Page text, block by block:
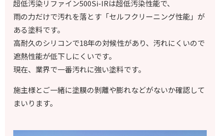
超低汚染リファイン500Si-IRは超低汚染性能で、
雨の力だけで汚れを落とす「セルフクリーニング性能」が
ある塗料です。
高耐久のシリコンで18年の対候性があり、汚れにくいので
遮熱性能が低下しにくいです。
現在、業界で一番汚れに強い塗料です。
施主様とご一緒に塗膜の剝離や膨れなどがないか確認して
まいります。